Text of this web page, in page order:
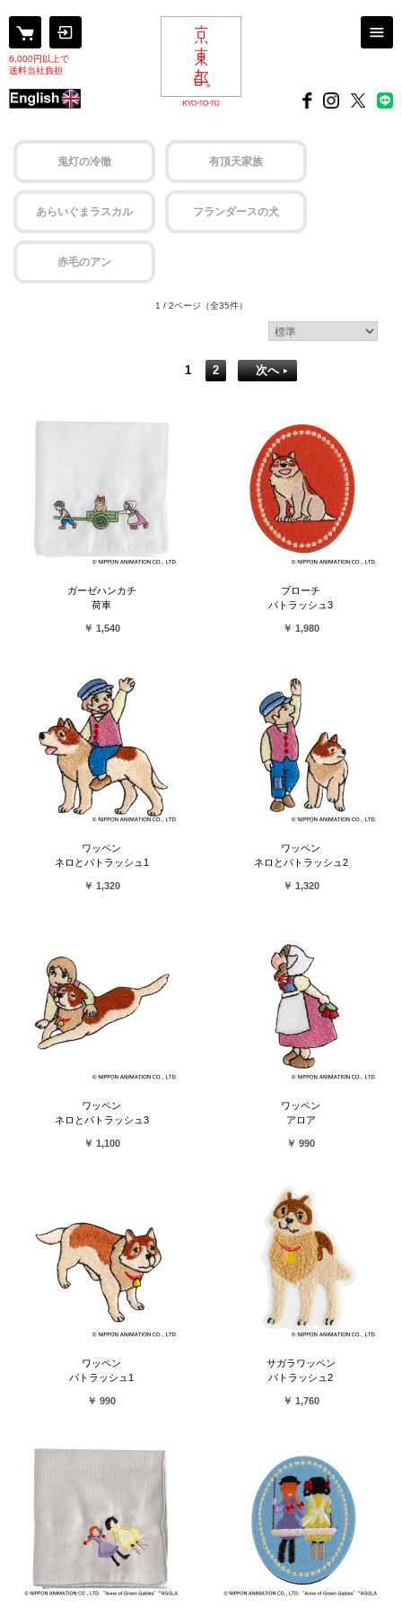
6,000円以上で
送料当社負担
鬼灯の冷徹 有頂天家族
あらいぐまラスカル フランダースの犬
赤毛のアン
1 / 2ページ （全35件）
1 2 次へ
ガーゼハンカチ
荷車
￥ 1,540
ブローチ
パトラッシュ3
￥ 1,980
ワッペン
ネロとパトラッシュ1
￥ 1,320
ワッペン
ネロとパトラッシュ2
￥ 1,320
ワッペン
ネロとパトラッシュ3
￥ 1,100
ワッペン
アロア
￥ 990
ワッペン
パトラッシュ1
￥ 990
サガラワッペン
パトラッシュ2
￥ 1,760